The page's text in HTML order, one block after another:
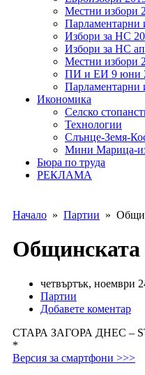
Местни избори
Парламентарни
Избори за НС
Избори за НС
Местни избори
ПИ и ЕИ 9 юни
Парламентарни
Икономика
Селско
Технологии
Слънце-Земя-
Мини Марица-
Бюра по труда
РЕКЛАМА
Начало » Партии »
Общинската
четвъртък, ноември
Партии
Добавете коментар
СТАРА ЗАГОРА ДНЕС –
*
Версия за смартфони >>>